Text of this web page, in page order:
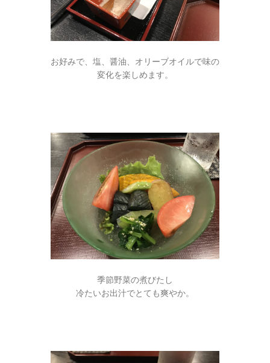
お好みで、塩、醤油、オリーブオイルで味の
変化を楽しめます。
季節野菜の煮びたし
冷たいお出汁でとても爽やか。